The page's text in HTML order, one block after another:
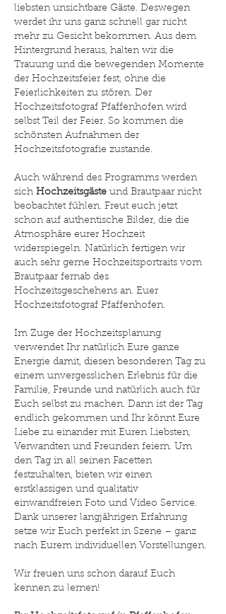
liebsten unsichtbare Gäste. Deswegen
werdet ihr uns ganz schnell gar nicht
mehr zu Gesicht bekommen. Aus dem
Hintergrund heraus, halten wir die
Trauung und die bewegenden Momente
der Hochzeitsfeier fest, ohne die
Feierlichkeiten zu stören. Der
Hochzeitsfotograf Pfaffenhofen wird
selbst Teil der Feier. So kommen die
schönsten Aufnahmen der
Hochzeitsfotografie zustande.
Auch während des Programms werden
sich Hochzeitsgäste und Brautpaar nicht
beobachtet fühlen. Freut euch jetzt
schon auf authentische Bilder, die die
Atmosphäre eurer Hochzeit
widerspiegeln. Natürlich fertigen wir
auch sehr gerne Hochzeitsportraits vom
Brautpaar fernab des
Hochzeitsgeschehens an. Euer
Hochzeitsfotograf Pfaffenhofen.
Im Zuge der Hochzeitsplanung
verwendet Ihr natürlich Eure ganze
Energie damit, diesen besonderen Tag zu
einem unvergesslichen Erlebnis für die
Familie, Freunde und natürlich auch für
Euch selbst zu machen. Dann ist der Tag
endlich gekommen und Ihr könnt Eure
Liebe zu einander mit Euren Liebsten,
Verwandten und Freunden feiern. Um
den Tag in all seinen Facetten
festzuhalten, bieten wir einen
erstklassigen und qualitativ
einwandfreien Foto und Video Service.
Dank unserer langjährigen Erfahrung
setze wir Euch perfekt in Szene – ganz
nach Eurem individuellen Vorstellungen.
Wir freuen uns schon darauf Euch
kennen zu lernen!